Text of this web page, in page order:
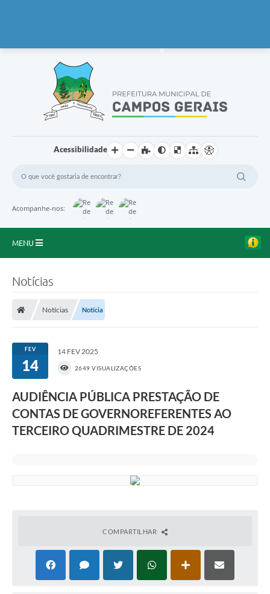
Acessibilidade
Acompanhe-nos:
MENU
Portal da Transparência
Secretarias
Notícias
Notícias Notícia
FEV
14
14 FEV 2025
2649 VISUALIZAÇÕES
AUDIÊNCIA PÚBLICA PRESTAÇÃO DE
CONTAS DE GOVERNOREFERENTES AO
TERCEIRO QUADRIMESTRE DE 2024
COMPARTILHAR